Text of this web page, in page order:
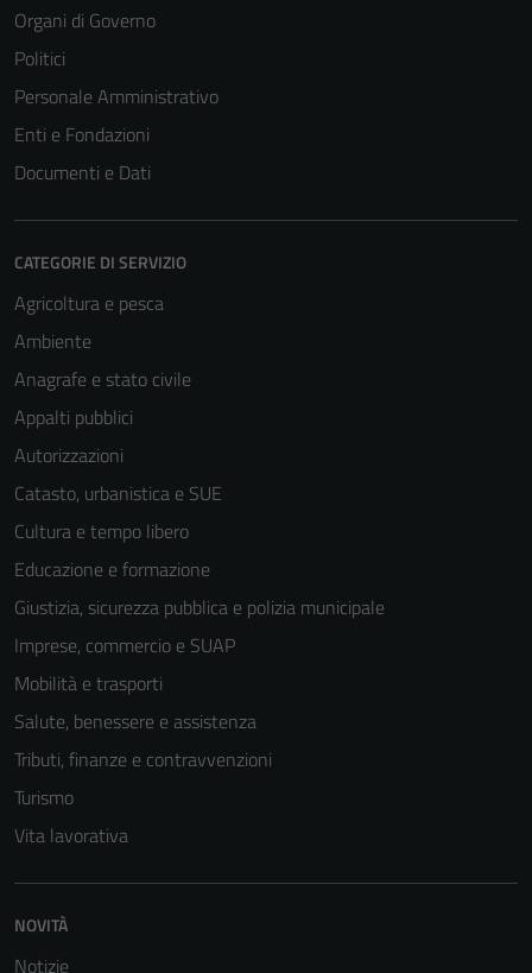
Organi di Governo
Politici
Personale Amministrativo
Enti e Fondazioni
Documenti e Dati
CATEGORIE DI SERVIZIO
Agricoltura e pesca
Ambiente
Anagrafe e stato civile
Appalti pubblici
Autorizzazioni
Catasto, urbanistica e SUE
Cultura e tempo libero
Educazione e formazione
Giustizia, sicurezza pubblica e polizia municipale
Imprese, commercio e SUAP
Mobilità e trasporti
Salute, benessere e assistenza
Tributi, finanze e contravvenzioni
Turismo
Vita lavorativa
NOVITÀ
Notizie